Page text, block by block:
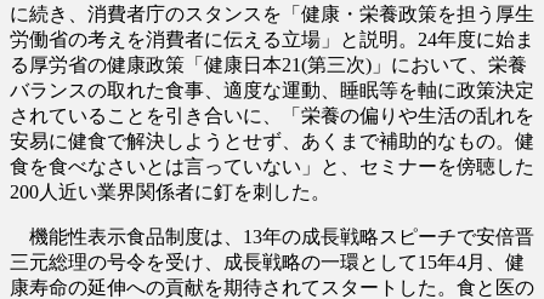
に続き、消費者庁のスタンスを「健康・栄養政策を担う厚生
労働省の考えを消費者に伝える立場」と説明。24年度に始ま
る厚労省の健康政策「健康日本21(第三次)」において、栄養
バランスの取れた食事、適度な運動、睡眠等を軸に政策決定
されていることを引き合いに、「栄養の偏りや生活の乱れを
安易に健食で解決しようとせず、あくまで補助的なもの。健
食を食べなさいとは言っていない」と、セミナーを傍聴した
200人近い業界関係者に釘を刺した。
機能性表示食品制度は、13年の成長戦略スピーチで安倍晋
三元総理の号令を受け、成長戦略の一環として15年4月、健
康寿命の延伸への貢献を期待されてスタートした。食と医の